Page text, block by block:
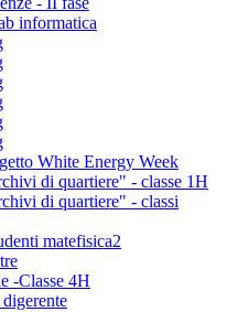
informatica
White Energy Week
di quartiere" - classe 1H
di quartiere" - classi
matefisica2
-Classe 4H